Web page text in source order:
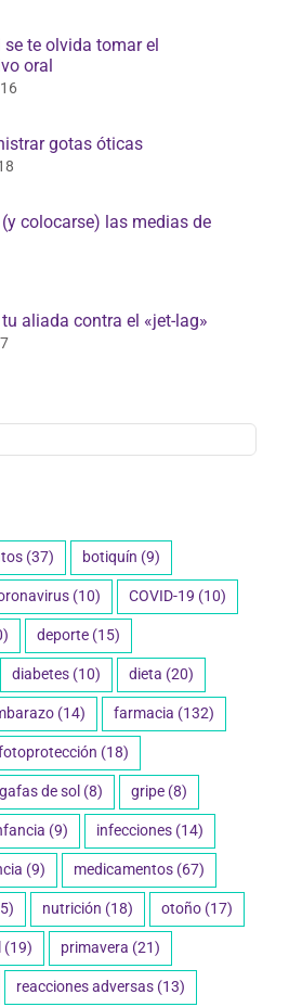
se te olvida tomar el
oral
gotas óticas
colocarse) las medias de
aliada contra el «jet-lag»
(37) botiquín (9)
(10) COVID-19 (10)
deporte (15)
diabetes (10) dieta (20)
(14) farmacia (132)
(18)
gafas de sol (8) gripe (8)
(9) infecciones (14)
(9) medicamentos (67)
nutrición (18) otoño (17)
(19) primavera (21)
reacciones adversas (13)